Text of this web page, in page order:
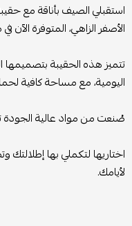
استقبلي الصيف بأناقة مع
الأصفر الزاهي، المتوفرة الآن
تتميز هذه الحقيبة
اليومية، مع مساحة كافية
صُنعت من مواد عالية الجودة
اختاريها لتكملي بها
لأيامك.